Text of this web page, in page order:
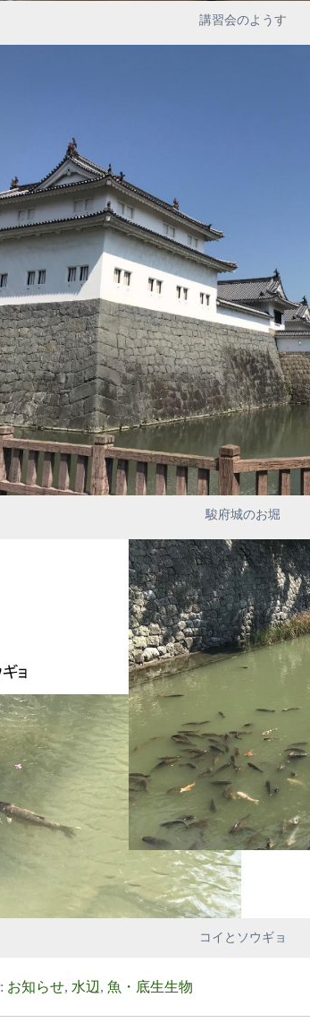
講習会のようす
駿府城のお堀
コイとソウギョ
お知らせ, 水辺 , 魚・底生生物